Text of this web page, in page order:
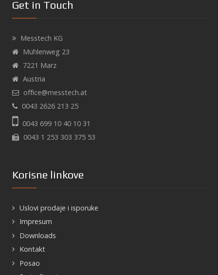
Get in Touch
Messtech KG
Mühlenweg 23
7221 Marz
Austria
office@messtech.at
0043 2626 213 25
0043 699 10 40 10 31
0043 1 253 303 375 53
Korisne linkove
Uslovi prodaje i isporuke
Impresum
Downloads
Kontakt
Posao